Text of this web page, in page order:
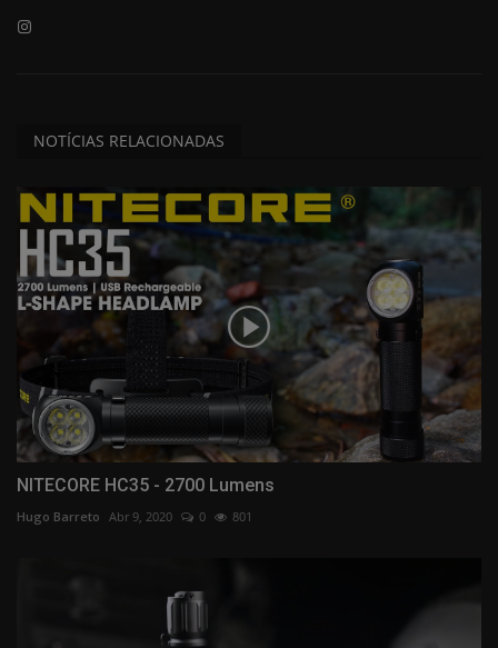
NOTÍCIAS RELACIONADAS
NITECORE HC35 - 2700 Lumens
Hugo Barreto Abr 9, 2020 0 801